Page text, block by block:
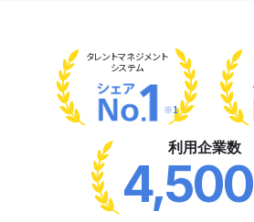
タレントマネジメント
システム
※1
利用企業数
4,500